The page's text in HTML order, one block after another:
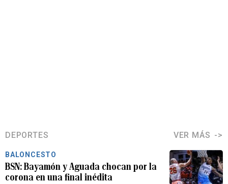
DEPORTES VER MÁS
BALONCESTO
BSN: Bayamón y Aguada chocan por la
corona en una final inédita